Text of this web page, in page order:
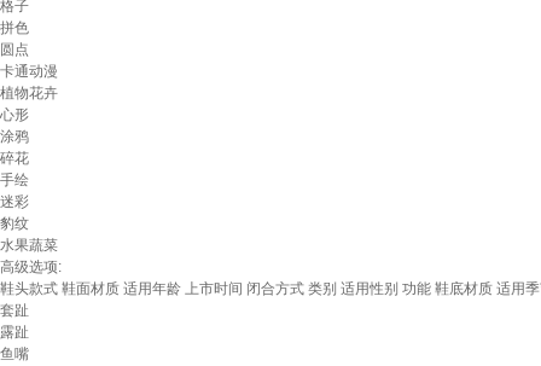
格子
拼色
圆点
卡通动漫
植物花卉
心形
涂鸦
碎花
手绘
迷彩
豹纹
水果蔬菜
高级选项:
鞋头款式 鞋面材质 适用年龄 上市时间 闭合方式 类别 适用性别 功能 鞋底材质 适用
套趾
露趾
鱼嘴